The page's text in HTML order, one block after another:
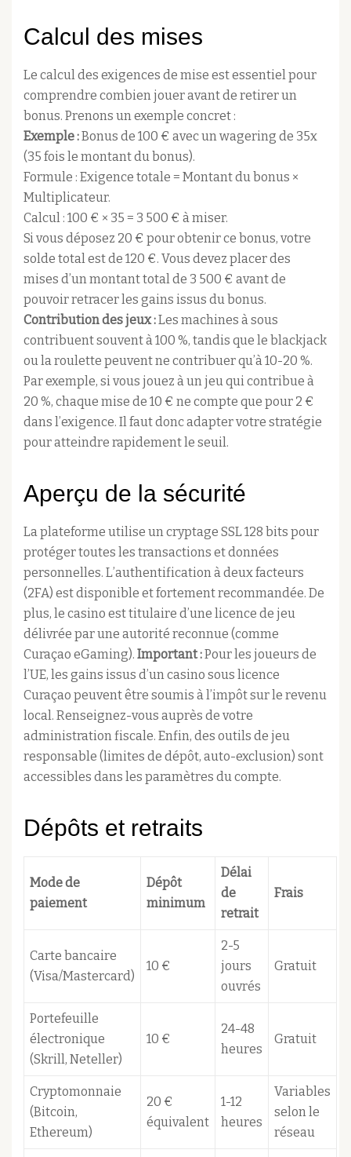
Calcul des mises
Le calcul des exigences de mise est essentiel pour
comprendre combien jouer avant de retirer un
bonus. Prenons un exemple concret :
Exemple :Bonus de 100 € avec un wagering de 35x
(35 fois le montant du bonus).
Formule : Exigence totale = Montant du bonus ×
Multiplicateur.
Calcul : 100 € × 35 = 3 500 € à miser.
Si vous déposez 20 € pour obtenir ce bonus, votre
solde total est de 120 €. Vous devez placer des
mises d’un montant total de 3 500 € avant de
pouvoir retracer les gains issus du bonus.
Contribution des jeux :Les machines à sous
contribuent souvent à 100 %, tandis que le blackjack
ou la roulette peuvent ne contribuer qu’à 10-20 %.
Par exemple, si vous jouez à un jeu qui contribue à
20 %, chaque mise de 10 € ne compte que pour 2 €
dans l’exigence. Il faut donc adapter votre stratégie
pour atteindre rapidement le seuil.
Aperçu de la sécurité
La plateforme utilise un cryptage SSL 128 bits pour
protéger toutes les transactions et données
personnelles. L’authentification à deux facteurs
(2FA) est disponible et fortement recommandée. De
plus, le casino est titulaire d’une licence de jeu
délivrée par une autorité reconnue (comme
Curaçao eGaming). Important :Pour les joueurs de
l’UE, les gains issus d’un casino sous licence
Curaçao peuvent être soumis à l’impôt sur le revenu
local. Renseignez-vous auprès de votre
administration fiscale. Enfin, des outils de jeu
responsable (limites de dépôt, auto-exclusion) sont
accessibles dans les paramètres du compte.
Dépôts et retraits
Mode de
paiement
Dépôt
minimum
Délai
de
retrait
Frais
Carte bancaire
(Visa/Mastercard)
10 €
2-5
jours
ouvrés
Gratuit
Portefeuille
électronique
(Skrill, Neteller)
10 €
24-48
heures
Gratuit
Cryptomonnaie
(Bitcoin,
Ethereum)
20 €
équivalent
1-12
heures
Variables
selon le
réseau